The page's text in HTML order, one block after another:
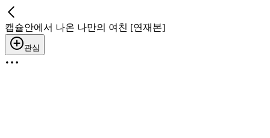
캡슐안에서 나온 나만의 여친 [연재본]
관심